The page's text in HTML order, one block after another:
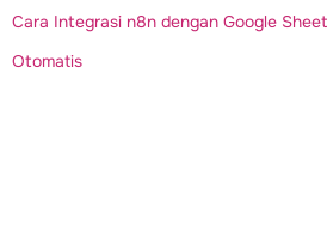
Cara Integrasi n8n dengan Google
Otomatis